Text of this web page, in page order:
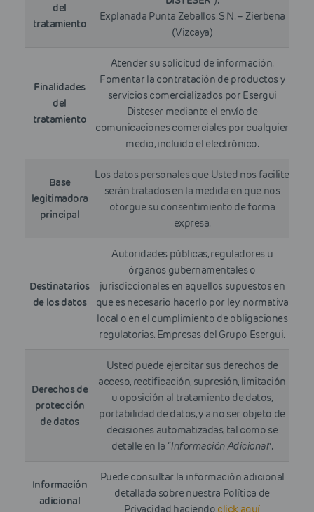
del
tratamiento
Explanada Punta Zeballos, S.N. – Zierbena
(Vizcaya)
Finalidades
del
tratamiento
Atender su solicitud de información.
Fomentar la contratación de productos y
servicios comercializados por Esergui
Disteser mediante el envío de
comunicaciones comerciales por cualquier
medio, incluido el electrónico.
Base
legitimadora
principal
Los datos personales que Usted nos facilite
serán tratados en la medida en que nos
otorgue su consentimiento de forma
expresa.
Destinatarios
de los datos
Autoridades públicas, reguladores u
órganos gubernamentales o
jurisdiccionales en aquellos supuestos en
que es necesario hacerlo por ley, normativa
local o en el cumplimiento de obligaciones
regulatorias. Empresas del Grupo Esergui.
Derechos de
protección
de datos
Usted puede ejercitar sus derechos de
acceso, rectificación, supresión, limitación
u oposición al tratamiento de datos,
portabilidad de datos, y a no ser objeto de
decisiones automatizadas, tal como se
detalle en la “Información Adicional”.
Información
adicional
Puede consultar la información adicional
detallada sobre nuestra Política de
Privacidad haciendo click aquí